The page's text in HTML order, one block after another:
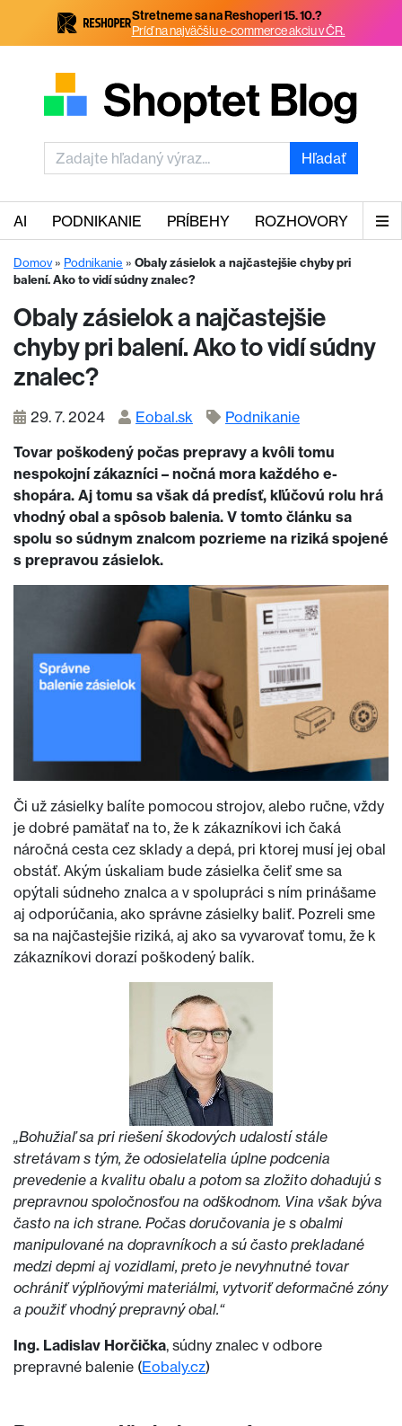
Stretneme sa na Reshoperi 15. 10.?
Príď na najväčšiu e-commerce akciu v ČR.
Hľadať
AI PODNIKANIE PRÍBEHY ROZHOVORY
Domov» Podnikanie » Obaly zásielok a najčastejšie chyby pri
balení. Ako to vidí súdny znalec?
Obaly zásielok a najčastejšie
chyby pri balení. Ako to vidí súdny
znalec?
29. 7. 2024 Eobal.sk
Podnikanie
Tovar poškodený počas prepravy a kvôli tomu
nespokojní zákazníci – nočná mora každého e-
shopára. Aj tomu sa však dá predísť, kľúčovú rolu hrá
vhodný obal a spôsob balenia. V tomto článku sa
spolu so súdnym znalcom pozrieme na riziká spojené
s prepravou zásielok.
Či už zásielky balíte pomocou strojov, alebo ručne, vždy
je dobré pamätať na to, že k zákazníkovi ich čaká
náročná cesta cez sklady a depá, pri ktorej musí jej obal
obstáť. Akým úskaliam bude zásielka čeliť sme sa
opýtali súdneho znalca a v spolupráci s ním prinášame
aj odporúčania, ako správne zásielky baliť. Pozreli sme
sa na najčastejšie riziká, aj ako sa vyvarovať tomu, že k
zákazníkovi dorazí poškodený balík.
„Bohužiaľ sa pri riešení škodových udalostí stále
stretávam s tým, že odosielatelia úplne podcenia
prevedenie a kvalitu obalu a potom sa zložito dohadujú s
prepravnou spoločnosťou na odškodnom. Vina však býva
často na ich strane. Počas doručovania je s obalmi
manipulované na dopravníkoch a sú často prekladané
medzi depmi aj vozidlami, preto je nevyhnutné tovar
ochrániť výplňovými materiálmi, vytvoriť deformačné zóny
a použiť vhodný prepravný obal.“
Ing. Ladislav Horčička, súdny znalec v odbore
prepravné balenie (Eobaly.cz)